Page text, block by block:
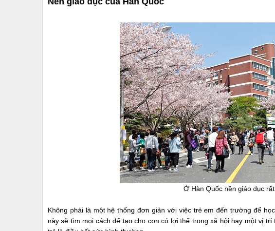
Ở Hàn Quốc nền giáo dục
Không phải là một hệ thống đơn giản với việc trẻ em đến trường để
này sẽ tìm mọi cách để tạo cho con có lợi thế trong xã hội hay một vị